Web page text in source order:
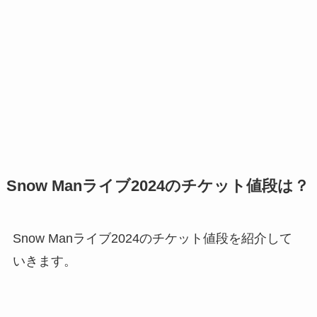
Snow Manライブ2024のチケット値段は？
Snow Manライブ2024のチケット値段を紹介して
いきます。